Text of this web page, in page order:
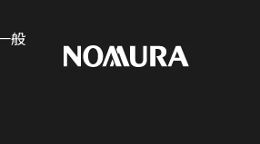
般